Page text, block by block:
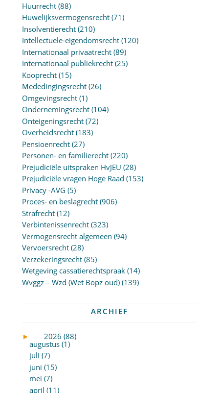
Huurrecht(88)
Huwelijksvermogensrecht(71)
Insolventierecht(210)
Intellectuele-eigendomsrecht(120)
Internationaal privaatrecht(89)
Internationaal publiekrecht(25)
Kooprecht(15)
Mededingingsrecht(26)
Omgevingsrecht(1)
Ondernemingsrecht(104)
Onteigeningsrecht(72)
Overheidsrecht(183)
Pensioenrecht(27)
Personen- en familierecht(220)
Prejudiciële uitspraken HvJEU (28)
Prejudiciële vragen Hoge Raad (153)
Privacy -AVG (5)
Proces- en beslagrecht(906)
Strafrecht(12)
Verbintenissenrecht(323)
Vermogensrecht algemeen (94)
Vervoersrecht(28)
Verzekeringsrecht(85)
Wetgeving cassatierechtspraak(14)
Wvggz – Wzd (Wet Bopz oud)(139)
ARCHIEF
►
2026 (88)
augustus (1)
juli (7)
juni (15)
mei (7)
april (11)